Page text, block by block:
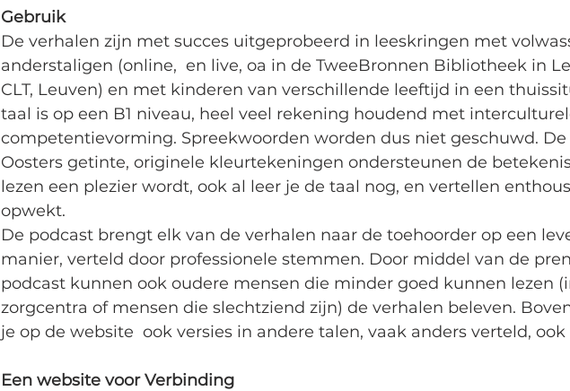
Gebruik
De verhalen zijn met succes uitgeprobeerd in leeskringen met
anderstaligen (online,  en live, oa in de TweeBronnen Bibliotheek in
CLT, Leuven) en met kinderen van verschillende leeftijd in een
taal is op een B1 niveau, heel veel rekening houdend met
competentievorming. Spreekwoorden worden dus niet geschuwd.
Oosters getinte, originele kleurtekeningen ondersteunen de
lezen een plezier wordt, ook al leer je de taal nog, en vertellen
opwekt.
De podcast brengt elk van de verhalen naar de toehoorder op een
manier, verteld door professionele stemmen. Door middel van de
podcast kunnen ook oudere mensen die minder goed kunnen lezen
zorgcentra of mensen die slechtziend zijn) de verhalen beleven.
je op de website  ook versies in andere talen, vaak anders verteld, ook
Een website voor Verbinding